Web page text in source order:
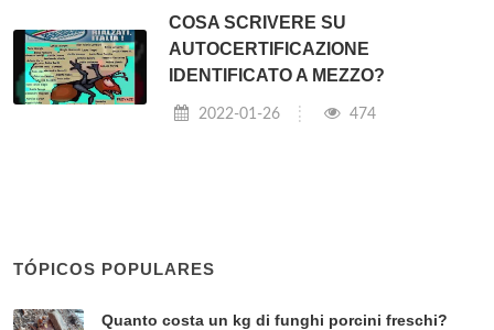
COSA SCRIVERE SU
AUTOCERTIFICAZIONE
IDENTIFICATO A MEZZO?
2022-01-26 474
TÓPICOS POPULARES
Quanto costa un kg di funghi porcini freschi?